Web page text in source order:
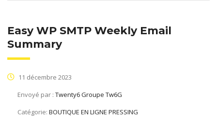
Easy WP SMTP Weekly Email
Summary
11 décembre 2023
Envoyé par : Twenty6 Groupe Tw6G
Catégorie: BOUTIQUE EN LIGNE PRESSING